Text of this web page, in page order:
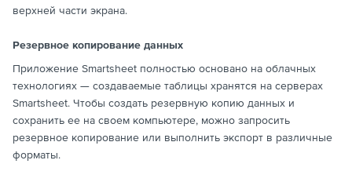
верхней части экрана.
Резервное копирование данных
Приложение Smartsheet полностью основано на облачных
технологиях — создаваемые таблицы хранятся на серверах
Smartsheet. Чтобы создать резервную копию данных и
сохранить ее на своем компьютере, можно запросить
резервное копирование или выполнить экспорт в различные
форматы.